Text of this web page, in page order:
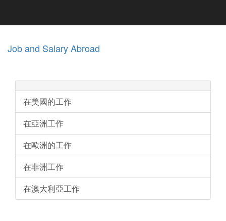
Job and Salary Abroad
在美國的工作
在亞洲工作
在歐洲的工作
在非洲工作
在澳大利亞工作